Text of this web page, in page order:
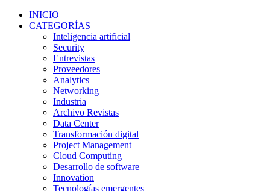
INICIO
CATEGORÍAS
Inteligencia artificial
Security
Entrevistas
Proveedores
Analytics
Networking
Industria
Archivo Revistas
Data Center
Transformación digital
Project Management
Cloud Computing
Desarrollo de software
Innovation
Tecnologías emergentes